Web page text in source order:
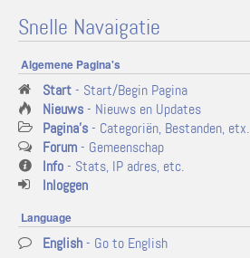
Snelle Navaigatie
Algemene Pagina's
Start- Start/Begin Pagina
Nieuws- Nieuws en Updates
Pagina's- Categoriën, Bestanden, etx.
Forum- Gemeenschap
Info- Stats, IP adres, etc.
Inloggen
Language
English- Go to English